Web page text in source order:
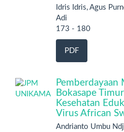
Idris Idris, Agus
Adi
173 - 180
PDF
Pemberdayaan
Bokasape
Kesehatan
Virus African
Andrianto Umbu